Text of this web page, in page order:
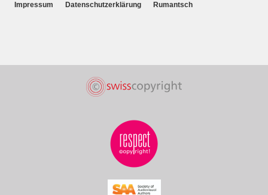
Impressum
Datenschutzerklärung Rumantsch